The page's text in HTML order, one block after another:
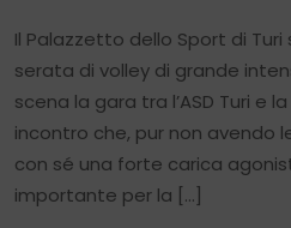
Il Palazzetto dello Sport di
serata di volley di grande
scena la gara tra l’ASD Turi e
incontro che, pur non avendo
con sé una forte carica
importante per la […]